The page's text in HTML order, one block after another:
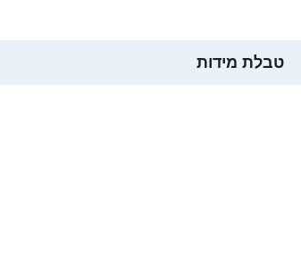
טבלת מידות